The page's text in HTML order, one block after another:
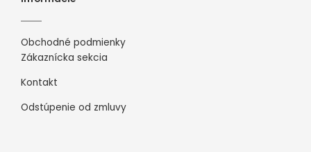
Obchodné podmienky
Zákaznícka sekcia
Kontakt
Odstúpenie od zmluvy